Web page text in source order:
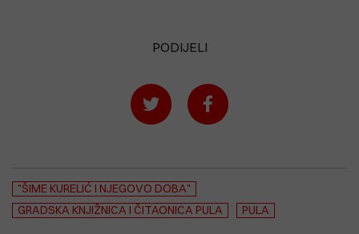
PODIJELI
"ŠIME KURELIĆ I NJEGOVO DOBA"
GRADSKA KNJIŽNICA I ČITAONICA PULA
PULA